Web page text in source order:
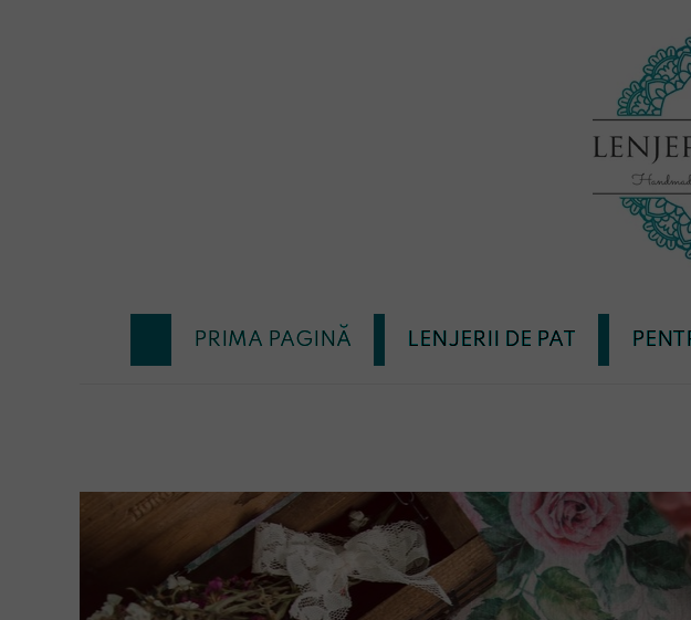
PRIMA PAGINĂ LENJERII DE PAT